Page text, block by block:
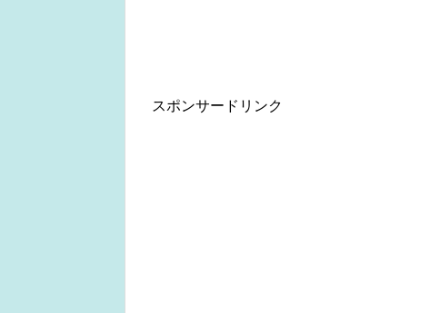
スポンサードリンク